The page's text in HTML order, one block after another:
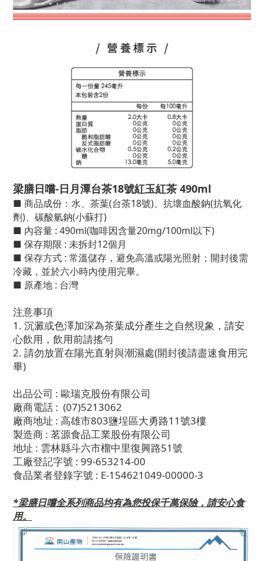
梁膳日嚐-日月潭台茶18號紅玉紅茶 490ml
■ 商品成份：水、茶葉(台茶18號)、抗壞血酸鈉(抗氧化
劑)、碳酸氫鈉(小蘇打)
■ 內容量 : 490ml(咖啡因含量20mg/100ml以下)
■ 保存期限 : 未拆封12個月
■ 保存方式 : 常溫儲存，避免高溫或陽光照射；開封後需
冷藏，並於六小時內使用完畢。
■ 原產地 : 台灣
注意事項
1. 沉澱或色澤加深為茶葉成分產生之自然現象，請安
心飲用，飲用前請搖勻
2. 請勿放置在陽光直射與潮濕處(開封後請盡速食用完
畢)
出品公司 : 歐瑞克股份有限公司
廠商電話 : (07)5213062
廠商地址 : 高雄市803鹽埕區大勇路11號3樓
製造商 : 茗源食品工業股份有限公司
地址 : 雲林縣斗六市榴中里復興路51號
工廠登記字號 : 99-653214-00
食品業者登錄字號 : E-154621049-00000-3
*梁膳日嚐全系列商品均有為您投保千萬保險，請安心食
用。